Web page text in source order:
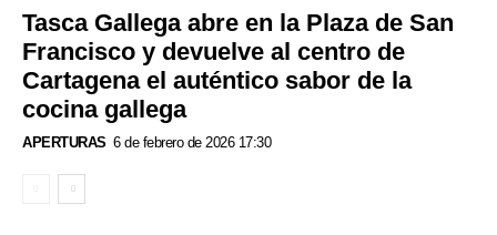
Tasca Gallega abre en la Plaza de San
Francisco y devuelve al centro de
Cartagena el auténtico sabor de la
cocina gallega
APERTURAS 6 de febrero de 2026 17:30